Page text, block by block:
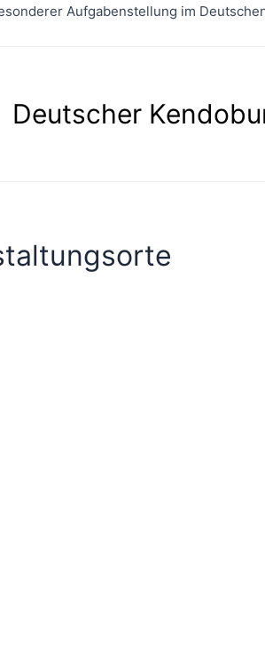
Aufgabenstellung im
Deutscher